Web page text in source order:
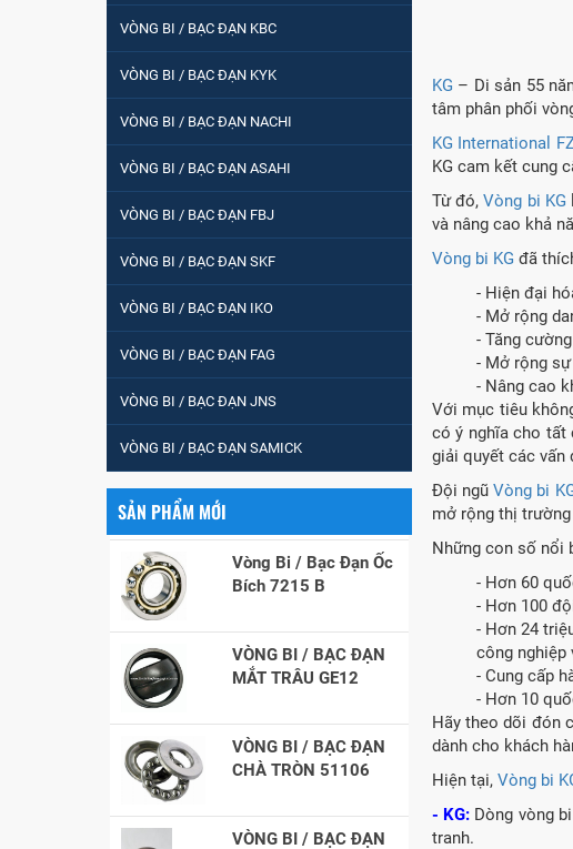
KG – Di sản 55
tâm phân phối
KG International
KG cam kết cung
Từ đó,Vòng bi KG
và nâng cao khả
Vòng bi KG đã
- Hiện đại
- Mở rộng
- Tăng
- Mở rộng
- Nâng cao
Với mục tiêu
có ý nghĩa cho tất
giải quyết các vấn
Đội ngũVòng bi
mở rộng thị
Những con số nổi
- Hơn 60
- Hơn 100
- Hơn 24
công nghiệp
- Cung cấp
- Hơn 10
Hãy theo dõi đón
dành cho khách
Hiện tại, Vòng bi
- KG: Dòng vòng
tranh.
VÒNG BI / BẠC ĐẠN KBC
VÒNG BI / BẠC ĐẠN KYK
VÒNG BI / BẠC ĐẠN NACHI
VÒNG BI / BẠC ĐẠN ASAHI
VÒNG BI / BẠC ĐẠN FBJ
VÒNG BI / BẠC ĐẠN SKF
VÒNG BI / BẠC ĐẠN IKO
VÒNG BI / BẠC ĐẠN FAG
VÒNG BI / BẠC ĐẠN JNS
VÒNG BI / BẠC ĐẠN SAMICK
SẢN PHẨM MỚI
VÒNG BI PHS20
5200
VÒNG BI / BẠC ĐẠN
CHÀ TRÒN 51105
VÒNG BI / BẠC ĐẠN
CỐT BƠM NƯỚC
12x12x26
MĂNG XÔNG H2306
Bích 7215 B
MẮT TRÂU GE12
CHÀ TRÒN 51106
NHÀO CÀ NA 24134